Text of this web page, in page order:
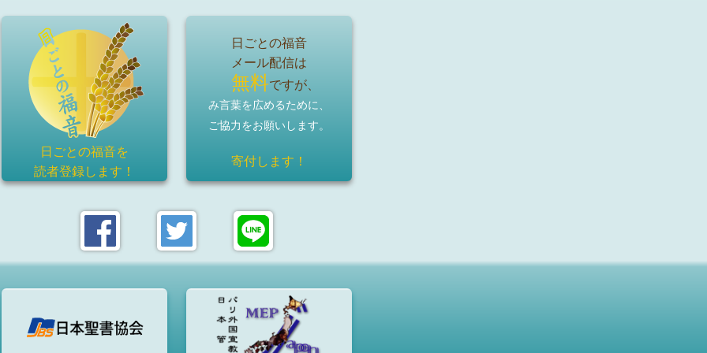
日ごとの福音を
読者登録します！
日ごとの福音
メール配信は
無料ですが、
み言葉を広めるために、
ご協力をお願いします。
寄付します！